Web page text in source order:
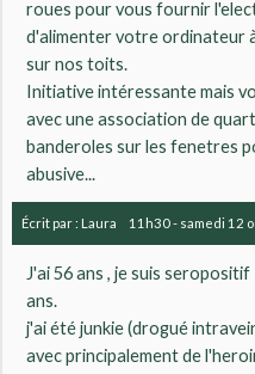
roues pour vous fournir
d'alimenter votre ordinateur
sur nos toits.
Initiative intéressante mais
avec une association de
banderoles sur les fenetres
abusive...
Écrit par : Laura 11h30- samedi 12
J'ai 56 ans , je suis
ans.
j'ai été junkie (drogué
avec principalement de